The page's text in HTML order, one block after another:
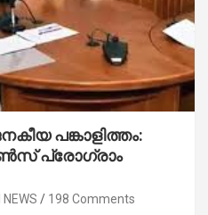
പങ്കാളിത്തം:
പ്രോഗ്രാം
198 Comments